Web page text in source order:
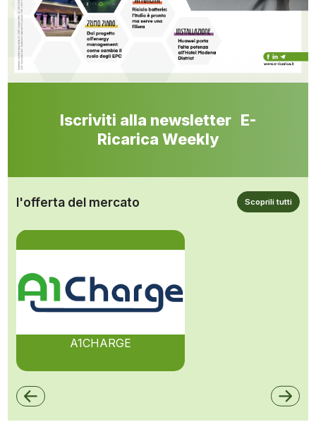
Iscriviti alla newsletter E-
Ricarica Weekly
l'offerta del mercato Scoprili tutti
A1CHARGE